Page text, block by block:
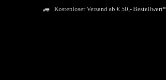
Kostenloser Versand ab € 50,- Bestellwert*